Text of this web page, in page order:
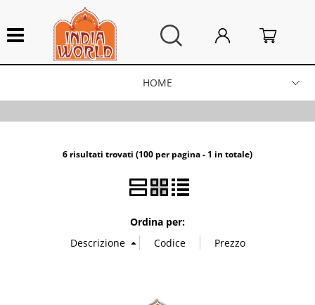
HOME
Integratori alimentari
Arredo Casa
Campane tibetane
6 risultati trovati (100 per pagina - 1 in totale)
Ordina per: